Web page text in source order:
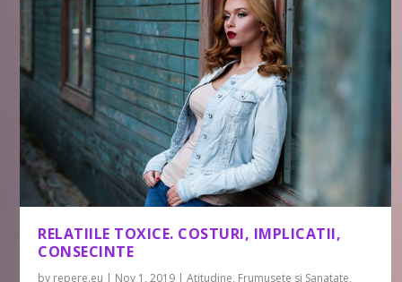
RELATIILE TOXICE. COSTURI, IMPLICATII,
CONSECINTE
by repere.eu | Nov 1, 2019 |Atitudine, Frumusete si Sanatate,